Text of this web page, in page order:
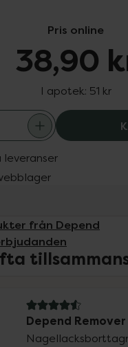
Pris online
38,90
I apotek: 51 kr
leveranser
från Depend
4.6 av 5 i omdöme
Depend